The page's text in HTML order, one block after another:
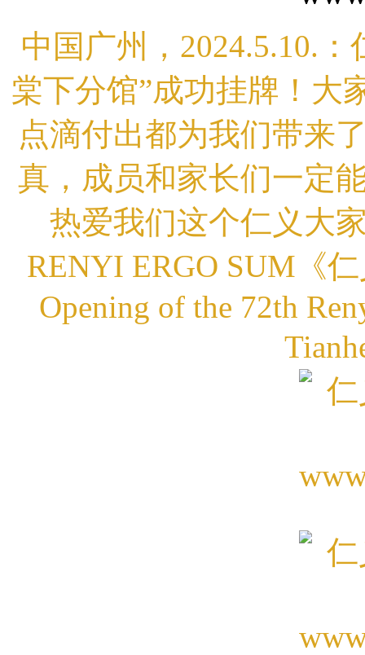
中国广州，2024.5.10.
棠下分馆”成功挂牌！大
点滴付出都为我们带来
真，成员和家长们一定
热爱我们这个仁义大
RENYI ERGO SUM《
Opening of the 72th